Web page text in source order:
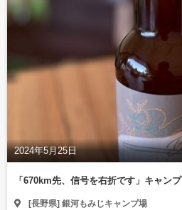
2024年5月25日
「670km先、信号を右折です」キャンプ
[長野県] 銀河もみじキャンプ場